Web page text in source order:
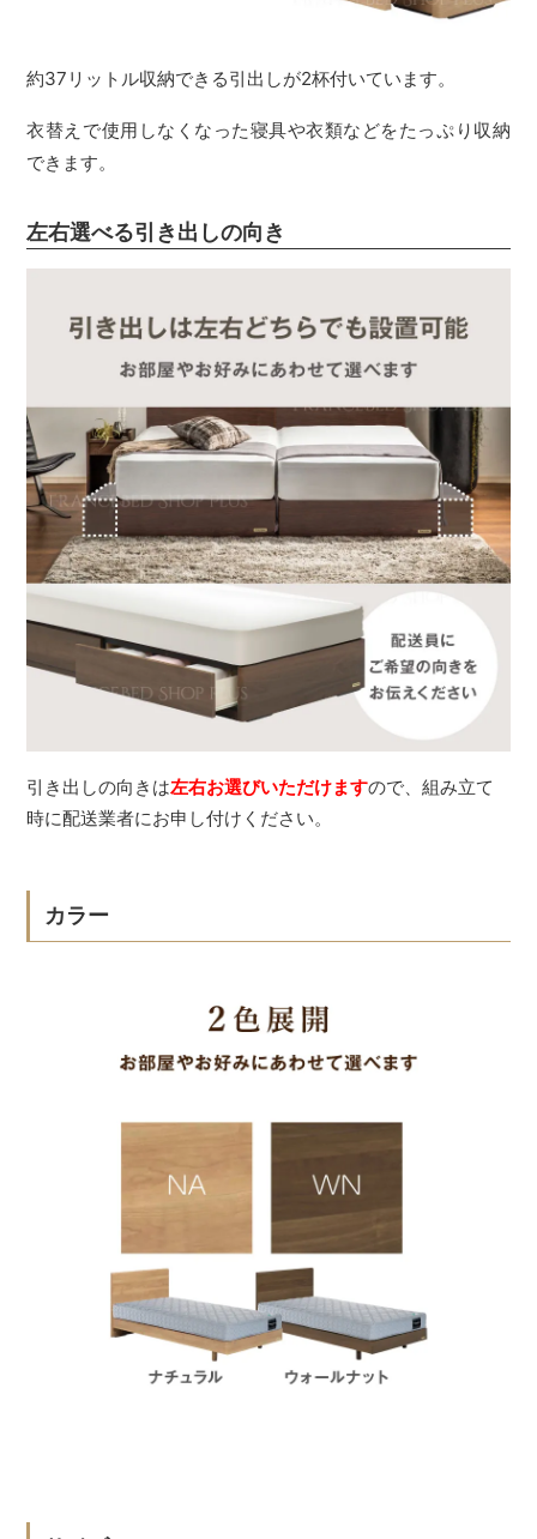
約37リットル収納できる引出しが2杯付いています。
衣替えで使用しなくなった寝具や衣類などをたっぷり収納
できます。
左右選べる引き出しの向き
引き出しの向きは左右お選びいただけますので、組み立て
時に配送業者にお申し付けください。
カラー